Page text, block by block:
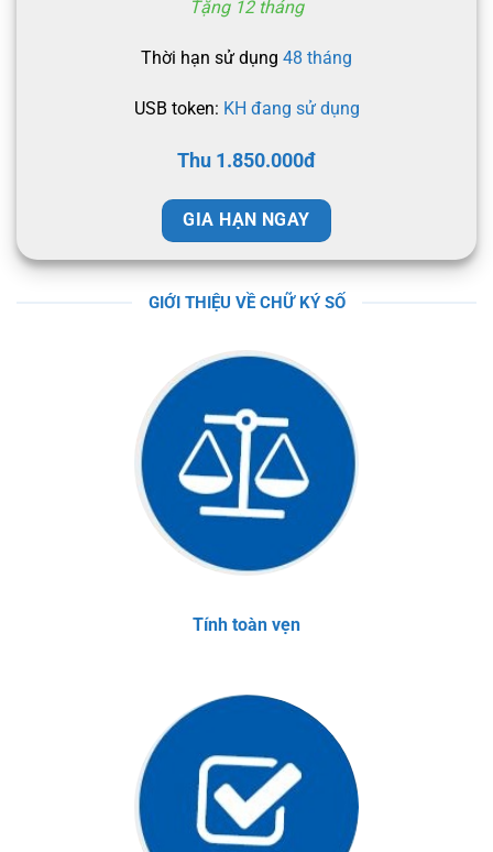
Tặng 12 tháng
Thời hạn sử dụng 48 tháng
USB token: KH đang sử dụng
Thu 1.850.000đ
GIA HẠN NGAY
GIỚI THIỆU VỀ CHỮ KÝ SỐ
Tính toàn vẹn